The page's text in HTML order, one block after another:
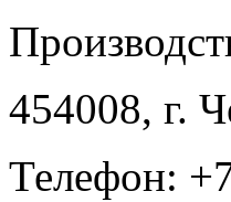
454008, г.
Телефон: